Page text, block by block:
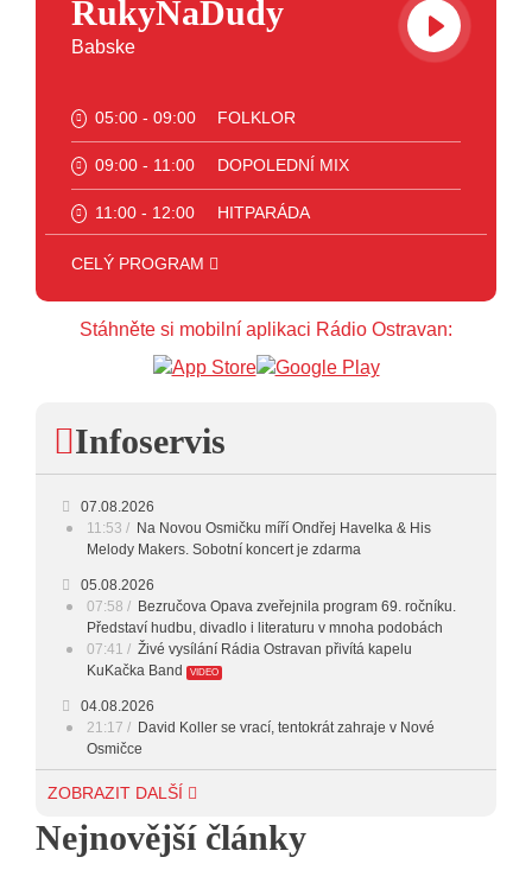
RukyNaDudy
Babske
05:00 - 09:00 FOLKLOR
09:00 - 11:00 DOPOLEDNÍ MIX
11:00 - 12:00 HITPARÁDA
12:00 - 16:00
16:00 - 17:00 HODINA S MARIÍ
17:00 - 18:00 HODINA S VĚRKOU
19:00 - 20:00 FOLK
20:00 - 23:00
23:00 - 00:00 POTICHU
CELÝ PROGRAM
Stáhněte si mobilní aplikaci Rádio Ostravan:
Infoservis
07.08.2026
11:53
Na Novou Osmičku míří Ondřej Havelka & His
Melody Makers. Sobotní koncert je zdarma
05.08.2026
07:58
Bezručova Opava zveřejnila program 69. ročníku.
Představí hudbu, divadlo i literaturu v mnoha podobách
07:41
Živé vysílání Rádia Ostravan přivítá kapelu
KuKačka Band
VIDEO
04.08.2026
21:17
David Koller se vrací, tentokrát zahraje v Nové
Osmičce
03.08.2026
Svatováclavského hudebního festivalu zbývá měsíc
ZOBRAZIT DALŠÍ
Nejnovější články